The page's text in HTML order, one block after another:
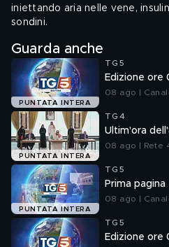
iniettando aria nelle vene,
sondini.
Guarda anche
PUNTATA INTERA
TG5
Edizione ore
08 ago |
PUNTATA INTERA
TG4
Ultim'ora
08 ago | Rete
PUNTATA INTERA
TG5
Prima
08 ago |
TG5
Edizione ore